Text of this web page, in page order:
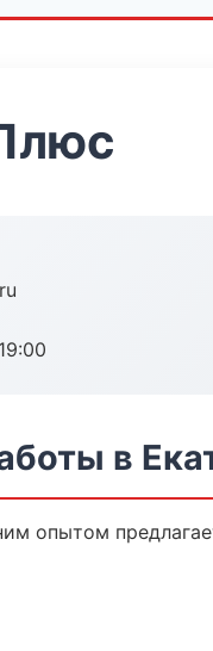
в
опытом